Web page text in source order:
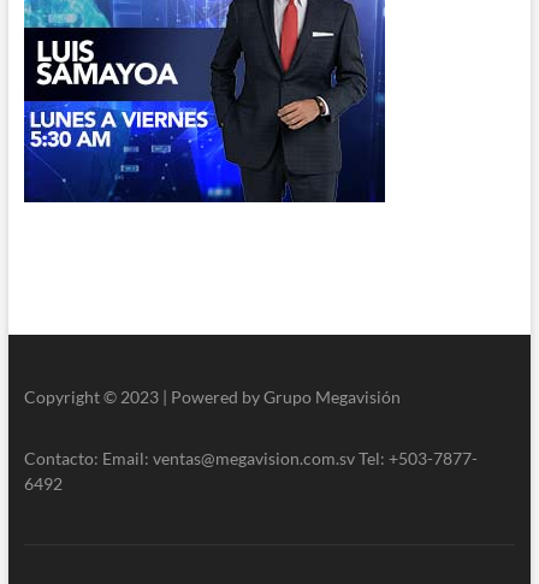
Copyright © 2023 | Powered by Grupo Megavisión
Contacto: Email: ventas@megavision.com.sv Tel: +503-7877-
6492